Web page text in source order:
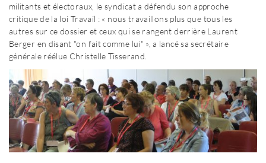
militants et électoraux, le syndicat a défendu son approche
critique de la loi Travail : « nous travaillons plus que tous les
autres sur ce dossier et ceux qui se rangent derrière Laurent
Berger en disant "on fait comme lui" », a lancé sa secrétaire
générale réélue Christelle Tisserand.